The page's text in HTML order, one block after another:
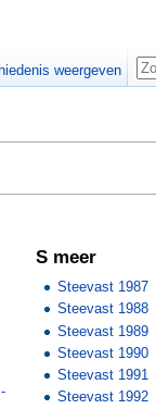
S meer
Steevast 1987
Steevast 1988
Steevast 1989
Steevast 1990
Steevast 1991
Steevast 1992
weergeven